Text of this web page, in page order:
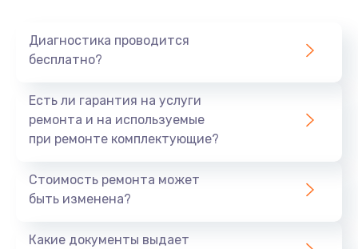
Диагностика проводится
бесплатно?
Есть ли гарантия на услуги
ремонта и на используемые
при ремонте комплектующие?
Стоимость ремонта может
быть изменена?
Какие документы выдает